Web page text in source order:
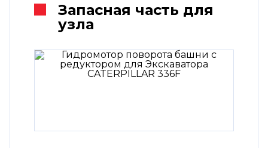
Запасная часть для
узла